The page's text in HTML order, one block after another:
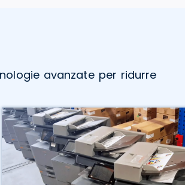
avanzate per ridurre